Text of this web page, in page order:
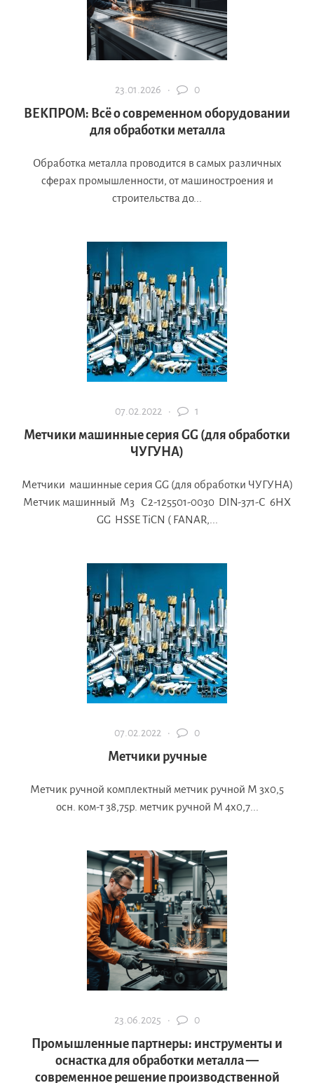
23.01.2026 · 0
ВЕКПРОМ: Всё о современном оборудовании
для обработки металла
Обработка металла проводится в самых различных
сферах промышленности, от машиностроения и
строительства до...
07.02.2022 · 1
Метчики машинные серия GG (для обработки
ЧУГУНА)
Метчики машинные серия GG (для обработки ЧУГУНА)
Метчик машинный М3 С2-125501-0030 DIN-371-С 6HX
GG HSSE TiCN ( FANAR,...
07.02.2022 · 0
Метчики ручные
Метчик ручной комплектный метчик ручной М 3х0,5
осн. ком-т 38,75р. метчик ручной М 4х0,7...
23.06.2025 · 0
Промышленные партнеры: инструменты и
оснастка для обработки металла —
современное решение производственной